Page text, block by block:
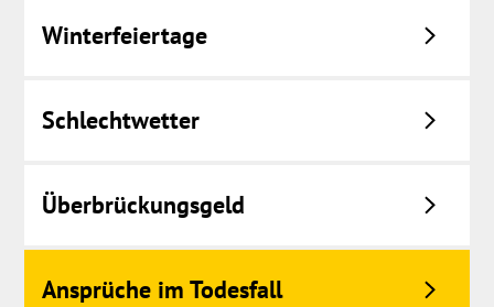
Winterfeiertage
Schlechtwetter
Überbrückungsgeld
Ansprüche im Todesfall